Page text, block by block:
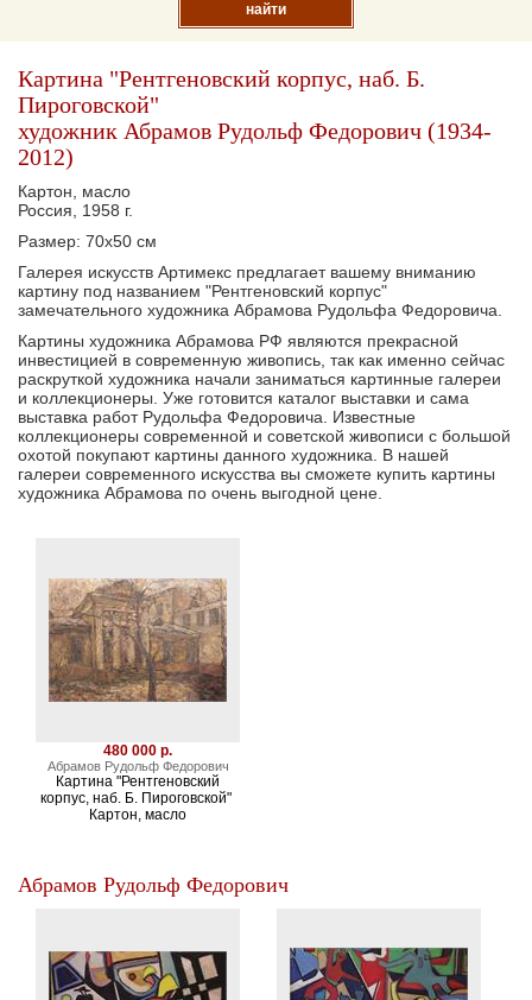
найти
Картина "Рентгеновский корпус, наб. Б.
Пироговской"
художник Абрамов Рудольф Федорович (1934-
2012)
Картон, масло
Россия, 1958 г.
Размер: 70х50 см
Галерея искусств Артимекс предлагает вашему вниманию
картину под названием "Рентгеновский корпус"
замечательного художника Абрамова Рудольфа Федоровича.
Картины художника Абрамова РФ являются прекрасной
инвестицией в современную живопись, так как именно сейчас
раскруткой художника начали заниматься картинные галереи
и коллекционеры. Уже готовится каталог выставки и сама
выставка работ Рудольфа Федоровича. Известные
коллекционеры современной и советской живописи с большой
охотой покупают картины данного художника. В нашей
галереи современного искусства вы сможете купить картины
художника Абрамова по очень выгодной цене.
480 000 р.
Абрамов Рудольф Федорович
Картина "Рентгеновский
корпус, наб. Б. Пироговской"
Картон, масло
Абрамов Рудольф Федорович